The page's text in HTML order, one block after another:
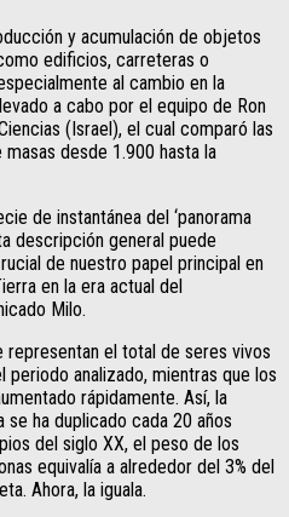
y acumulación de objetos
edificios, carreteras o
al cambio en la
a cabo por el equipo de Ron
(Israel), el cual comparó las
desde 1.900 hasta la
de instantánea del ‘panorama
descripción general puede
de nuestro papel principal en
en la era actual del
Milo.
representan el total de seres vivos
periodo analizado, mientras que los
rápidamente. Así, la
se ha duplicado cada 20 años
del siglo XX, el peso de los
equivalía a alrededor del 3% del
Ahora, la iguala.